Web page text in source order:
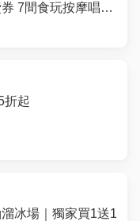
7間食玩按摩唱K
折起
冰場｜獨家買1送1